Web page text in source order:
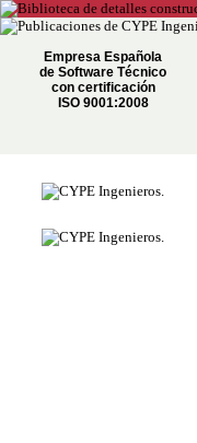
Empresa Española
de Software Técnico
con certificación
ISO 9001:2008